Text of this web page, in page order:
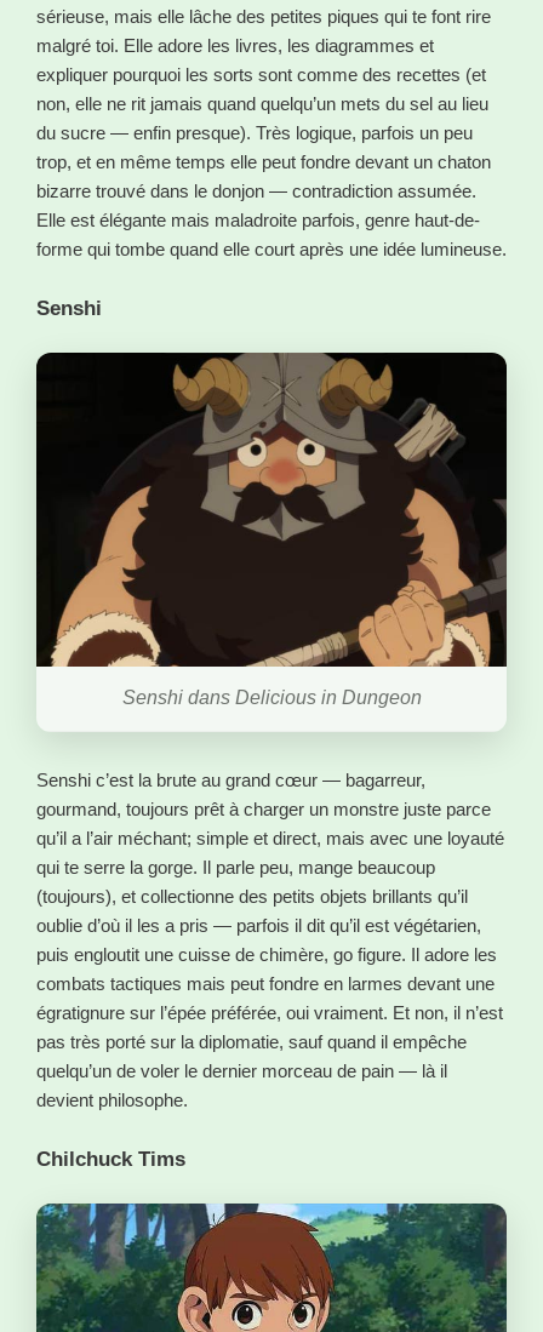
sérieuse, mais elle lâche des petites piques qui te font rire
malgré toi. Elle adore les livres, les diagrammes et
expliquer pourquoi les sorts sont comme des recettes (et
non, elle ne rit jamais quand quelqu’un mets du sel au lieu
du sucre — enfin presque). Très logique, parfois un peu
trop, et en même temps elle peut fondre devant un chaton
bizarre trouvé dans le donjon — contradiction assumée.
Elle est élégante mais maladroite parfois, genre haut-de-
forme qui tombe quand elle court après une idée lumineuse.
Senshi
Senshi dans Delicious in Dungeon
Senshi c’est la brute au grand cœur — bagarreur,
gourmand, toujours prêt à charger un monstre juste parce
qu’il a l’air méchant; simple et direct, mais avec une loyauté
qui te serre la gorge. Il parle peu, mange beaucoup
(toujours), et collectionne des petits objets brillants qu’il
oublie d’où il les a pris — parfois il dit qu’il est végétarien,
puis engloutit une cuisse de chimère, go figure. Il adore les
combats tactiques mais peut fondre en larmes devant une
égratignure sur l’épée préférée, oui vraiment. Et non, il n’est
pas très porté sur la diplomatie, sauf quand il empêche
quelqu’un de voler le dernier morceau de pain — là il
devient philosophe.
Chilchuck Tims